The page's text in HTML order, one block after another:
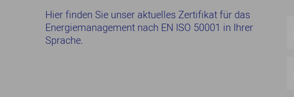
Hier finden Sie unser aktuelles Zertifikat für das
Energiemanagement nach EN ISO 50001 in Ihrer
Sprache.